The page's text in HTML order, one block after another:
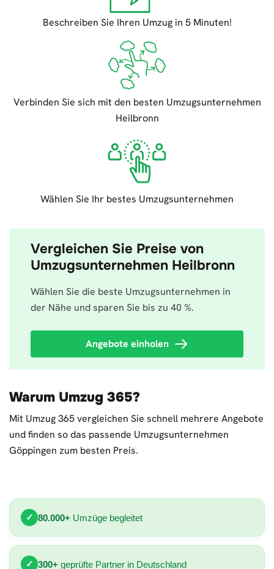
Beschreiben Sie Ihren Umzug in 5 Minuten!
Verbinden Sie sich mit den besten Umzugsunternehmen
Heilbronn
Wählen Sie Ihr bestes Umzugsunternehmen
Vergleichen Sie Preise von
Umzugsunternehmen Heilbronn
Wählen Sie die beste Umzugsunternehmen in
der Nähe und sparen Sie bis zu 40 %.
Angebote einholen
Warum Umzug 365?
Mit Umzug 365 vergleichen Sie schnell mehrere Angebote
und finden so das passende Umzugsunternehmen
Göppingen zum besten Preis.
✓ 80.000+ Umzüge begleitet
✓ 300+ geprüfte Partner in Deutschland